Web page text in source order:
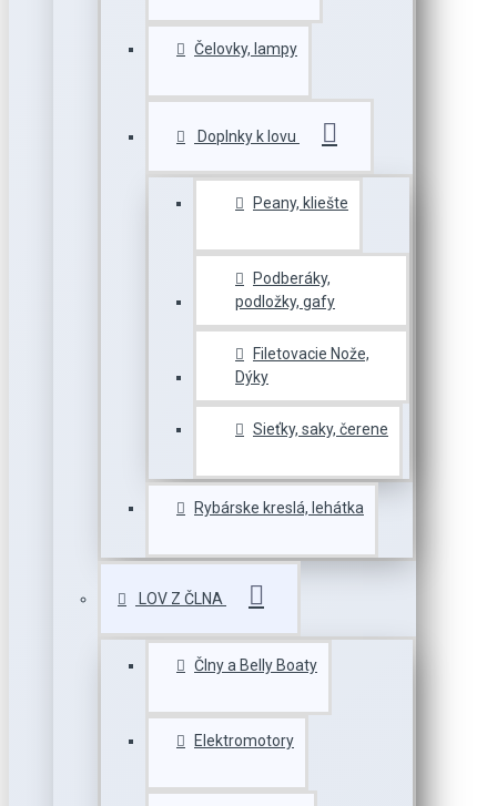
Čelovky, lampy
Doplnky k lovu
Peany, kliešte
Podberáky,
podložky, gafy
Filetovacie Nože,
Dýky
Sieťky, saky, čerene
Rybárske kreslá, lehátka
LOV Z ČLNA
Člny a Belly Boaty
Elektromotory